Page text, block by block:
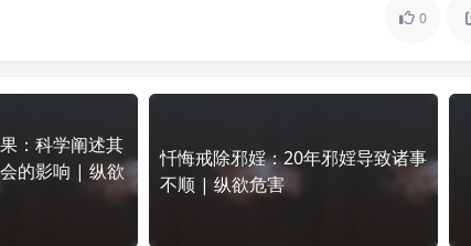
0
：科学阐述其
的影响 | 纵欲
忏悔戒除邪婬：20年邪婬导致诸事
不顺 | 纵欲危害